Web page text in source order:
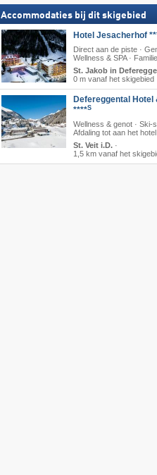
Accommodaties bij dit skigebied
Hotel Jesacherhof
Direct aan de piste ·
Wellness & SPA ·
St. Jakob in
0 m vanaf het skigebied
Defereggental Hotel
****S
Wellness & genot · Ski-
Afdaling tot aan het hotel
St. Veit i.D.·
1,5 km vanaf het